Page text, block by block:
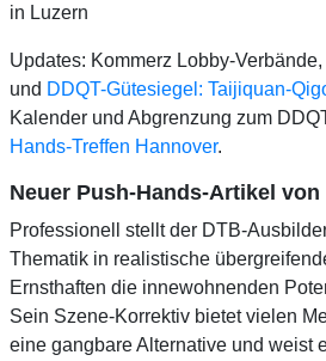
in Luzern
Updates: Kommerz Lobby-
und DDQT-Gütesiegel: Taijiquan-
Kalender und Abgrenzung zum
Hands-Treffen Hannover.
Neuer Push-Hands-Artikel
Professionell stellt der DTB-
Thematik in realistische
Ernsthaften die innewohnenden
Sein Szene-Korrektiv bietet vielen
eine gangbare Alternative und weist